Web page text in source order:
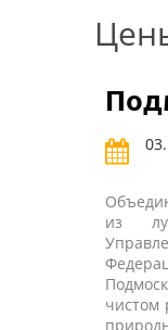
из
чистом